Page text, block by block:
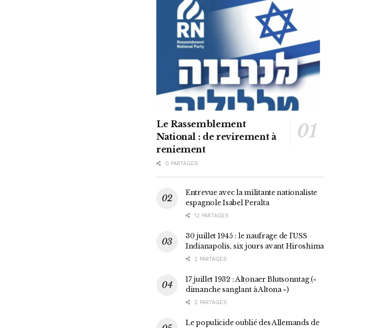
Le Rassemblement
National : de revirement à
reniement
0 PARTAGES
Entrevue avec la militante nationaliste
espagnole Isabel Peralta
12 PARTAGES
30 juillet 1945 : le naufrage de l’USS
Indianapolis, six jours avant Hiroshima
2 PARTAGES
17 juillet 1932 : Altonaer Blutsonntag («
dimanche sanglant à Altona »)
2 PARTAGES
Le populicide oublié des Allemands de